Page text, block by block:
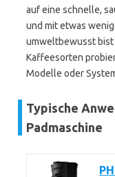
auf eine schnelle,
und mit etwas
umweltbewusst
Kaffeesorten
Modelle oder
Typische
Padmaschine